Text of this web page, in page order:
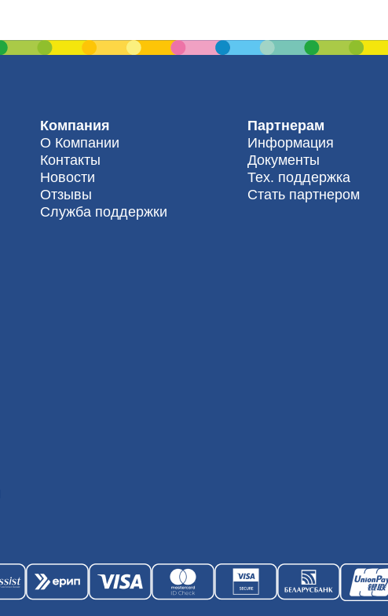
Компания
О Компании
Контакты
Новости
Отзывы
Служба поддержки
Партнерам
Информация
Документы
Тех. поддержка
Стать партнером